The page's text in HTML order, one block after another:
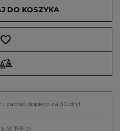
DO KOSZYKA
favorite_border
zapłać dopiero za 30 dni!
od 198 zł